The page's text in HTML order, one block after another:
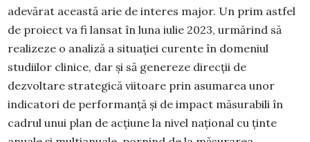
adevărat această arie de interes major. Un prim astfel
de proiect va fi lansat în luna iulie 2023, urmărind să
realizeze o analiză a situației curente în domeniul
studiilor clinice, dar și să genereze direcții de
dezvoltare strategică viitoare prin asumarea unor
indicatori de performanță și de impact măsurabili în
cadrul unui plan de acțiune la nivel național cu ținte